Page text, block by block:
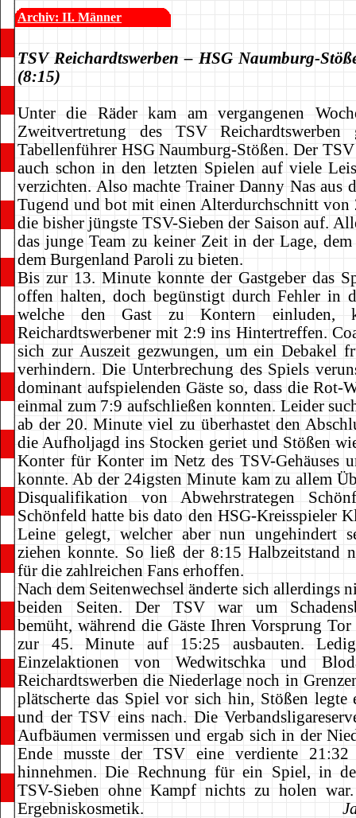
Archiv: II. Männer
TSV Reichardtswerben – HSG Naumburg-
(8:15)
Unter die Räder kam am vergangenen
Zweitvertretung des TSV Reichardtswerben
Tabellenführer HSG Naumburg-Stößen. Der
auch schon in den letzten Spielen auf viele
verzichten. Also machte Trainer Danny Nas aus
Tugend und bot mit einen Alterdurchschnitt von
die bisher jüngste TSV-Sieben der Saison auf.
das junge Team zu keiner Zeit in der Lage, dem
dem Burgenland Paroli zu bieten.
Bis zur 13. Minute konnte der Gastgeber das
offen halten, doch begünstigt durch Fehler in
welche den Gast zu Kontern einluden,
Reichardtswerbener mit 2:9 ins Hintertreffen.
sich zur Auszeit gezwungen, um ein Debakel
verhindern. Die Unterbrechung des Spiels
dominant aufspielenden Gäste so, dass die Rot-
einmal zum 7:9 aufschließen konnten. Leider
ab der 20. Minute viel zu überhastet den
die Aufholjagd ins Stocken geriet und Stößen
Konter für Konter im Netz des TSV-Gehäuses
konnte. Ab der 24igsten Minute kam zu allem
Disqualifikation von Abwehrstrategen
Schönfeld hatte bis dato den HSG-Kreisspieler
Leine gelegt, welcher aber nun ungehindert
ziehen konnte. So ließ der 8:15 Halbzeitstand
für die zahlreichen Fans erhoffen.
Nach dem Seitenwechsel änderte sich allerdings
beiden Seiten. Der TSV war um
bemüht, während die Gäste Ihren Vorsprung
zur 45. Minute auf 15:25 ausbauten.
Einzelaktionen von Wedwitschka und
Reichardtswerben die Niederlage noch in
plätscherte das Spiel vor sich hin, Stößen
und der TSV eins nach. Die
Aufbäumen vermissen und ergab sich in der
Ende musste der TSV eine verdiente 21:32
hinnehmen. Die Rechnung für ein Spiel, in
TSV-Sieben ohne Kampf nichts zu holen
Ergebniskosmetik.